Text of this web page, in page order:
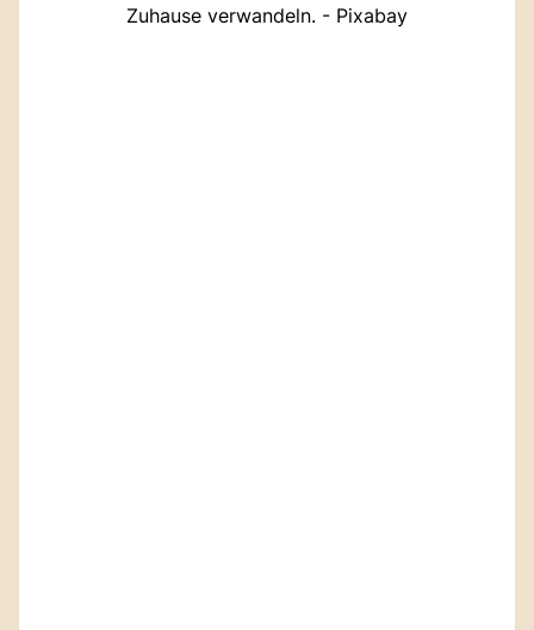
Zuhause verwandeln. - Pixabay